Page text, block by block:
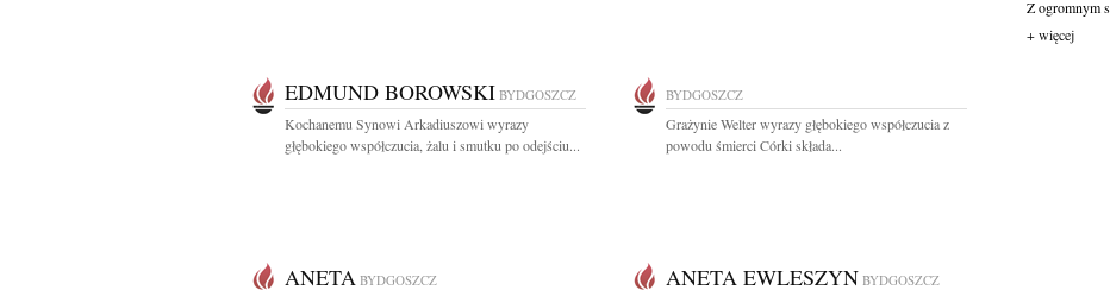
EDMUND BOROWSKI BYDGOSZCZ
Kochanemu Synowi Arkadiuszowi wyrazy
głębokiego współczucia, żalu i smutku po odejściu...
BYDGOSZCZ
Grażynie Welter wyrazy głębokiego współczucia z
powodu śmierci Córki składa...
ANETA BYDGOSZCZ ANETA EWLESZYN BYDGOSZCZ
Z ogromnym
+ więcej